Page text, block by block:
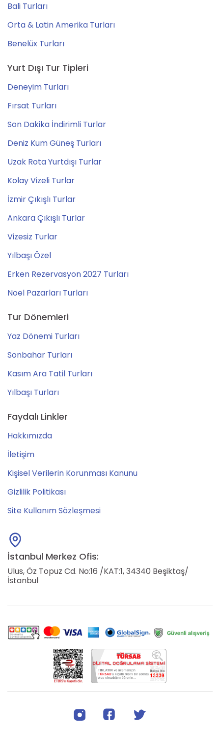
Bali Turları
Orta & Latin Amerika Turları
Benelüx Turları
Yurt Dışı Tur Tipleri
Deneyim Turları
Fırsat Turları
Son Dakika İndirimli Turlar
Deniz Kum Güneş Turları
Uzak Rota Yurtdışı Turlar
Kolay Vizeli Turlar
İzmir Çıkışlı Turlar
Ankara Çıkışlı Turlar
Vizesiz Turlar
Yılbaşı Özel
Erken Rezervasyon 2027 Turları
Noel Pazarları Turları
Tur Dönemleri
Yaz Dönemi Turları
Sonbahar Turları
Kasım Ara Tatil Turları
Yılbaşı Turları
Faydalı Linkler
Hakkımızda
İletişim
Kişisel Verilerin Korunması Kanunu
Gizlilik Politikası
Site Kullanım Sözleşmesi
İstanbul Merkez Ofis:
Ulus, Öz Topuz Cd. No:16 /KAT:1, 34340 Beşiktaş/
İstanbul